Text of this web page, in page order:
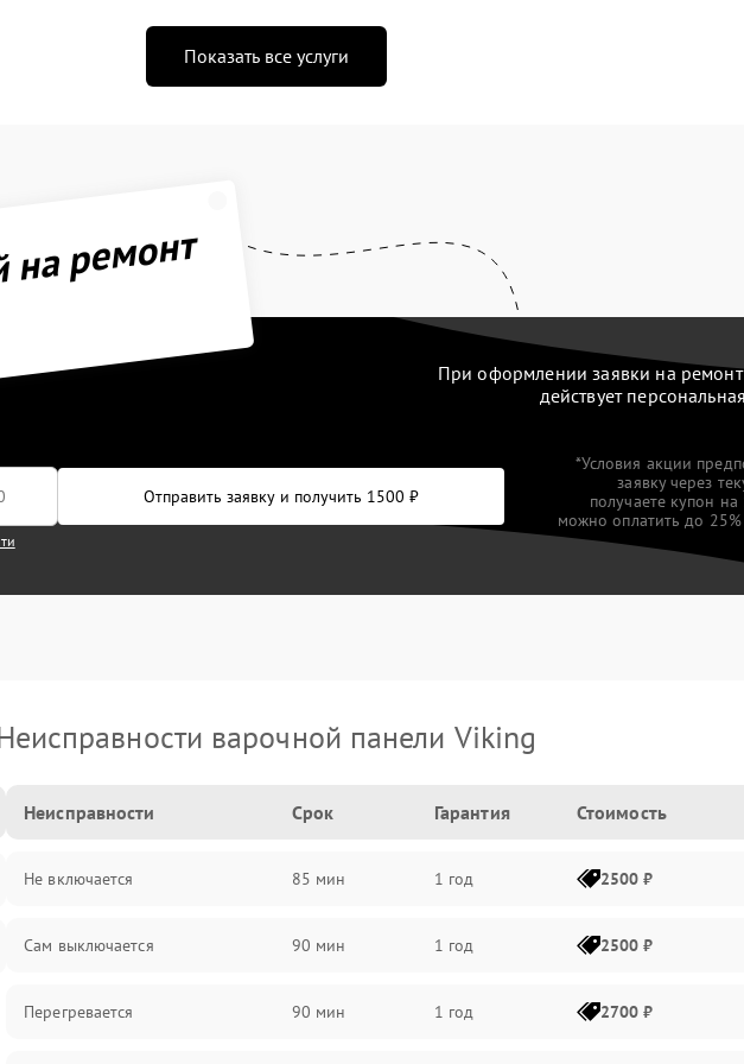
Показать все услуги
ремонт
При оформлении заявки на ремонт
действует
Отправить заявку и получить 1500 ₽
*Условия акции
заявку через
получаете купон
можно оплатить до
варочной панели Viking
Неисправности Срок Гарантия Стоимость
Не включается 85 мин 1 год 2500 ₽
Сам выключается 90 мин 1 год 2500 ₽
Перегревается 90 мин 1 год 2700 ₽